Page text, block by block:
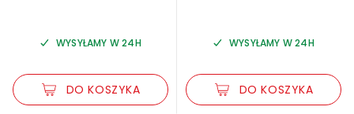
WYSYŁAMY W 24H
DO KOSZYKA
WYSYŁAMY W 24H
DO KOSZYKA